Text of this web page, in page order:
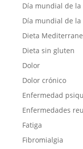
Día mundial de
Día mundial de
Dieta
Dieta sin gluten
Dolor
Dolor crónico
Enfermedad
Enfermedades
Fatiga
Fibromialgia